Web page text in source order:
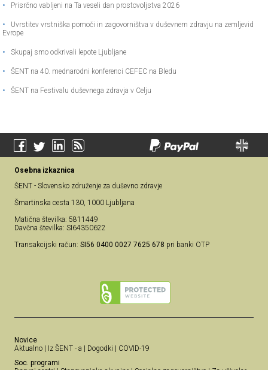
• Prisrčno vabljeni na Ta veseli dan prostovoljstva 2026
•
Uvrstitev vrstniška pomoči in zagovorništva v duševnem zdravju na zemljevid
Evrope
• Skupaj smo odkrivali lepote Ljubljane
• ŠENT na 40. mednarodni konferenci CEFEC na Bledu
• ŠENT na Festivalu duševnega zdravja v Celju
Osebna izkaznica
ŠENT - Slovensko združenje za duševno zdravje
Šmartinska cesta 130, 1000 Ljubljana
Matična številka: 5811449
Davčna številka: SI64350622
Transakcijski račun: SI56 0400 0027 7625 678 pri banki OTP
Novice
Aktualno | Iz ŠENT - a | Dogodki | COVID-19
Soc. programi